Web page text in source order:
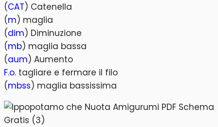
(CAT) Catenella
(m) maglia
(dim) Diminuzione
(mb) maglia bassa
(aum) Aumento
F.o. tagliare e fermare il filo
(mbss) maglia bassissima